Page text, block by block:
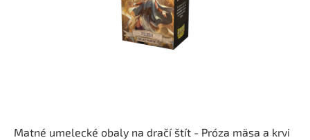
Matné umelecké obaly na dračí štít - Próza mäsa a krvi